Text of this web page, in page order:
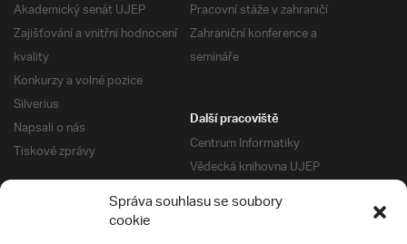
Správa souhlasu se soubory
cookie
Akademický senát UJEP
Zajišťování a vnitřní hodnocení
kvality
Konkurzy a volné pozice
Silverius
Napsali o nás
Tiskové zprávy
Pracovní stáže v zahraničí
Zahraniční konference a
semináře
Další pracoviště
Centrum Informatiky
Vědecká knihovna UJEP
Správa kolejí a menz
Univerzitní centrum podpory